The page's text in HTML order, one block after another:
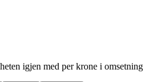
igjen med per krone i